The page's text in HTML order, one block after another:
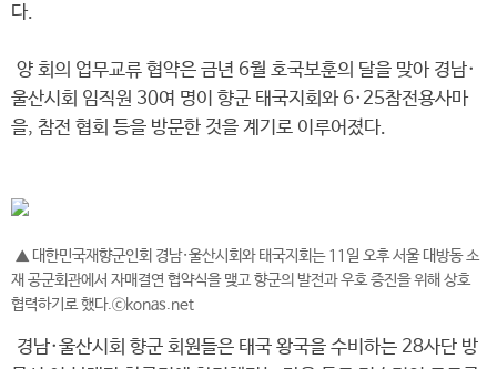
다.
양 회의 업무교류 협약은 금년 6월 호국보훈의 달을 맞아 경남·
울산시회 임직원 30여 명이 향군 태국지회와 6·25참전용사마
을, 참전 협회 등을 방문한 것을 계기로 이루어졌다.
▲ 대한민국재향군인회 경남·울산시회와 태국지회는 11일 오후 서울 대방동 소
재 공군회관에서 자매결연 협약식을 맺고 향군의 발전과 우호 증진을 위해 상호
협력하기로 했다.ⓒkonas.net
경남·울산시회 향군 회원들은 태국 왕국을 수비하는 28사단 방